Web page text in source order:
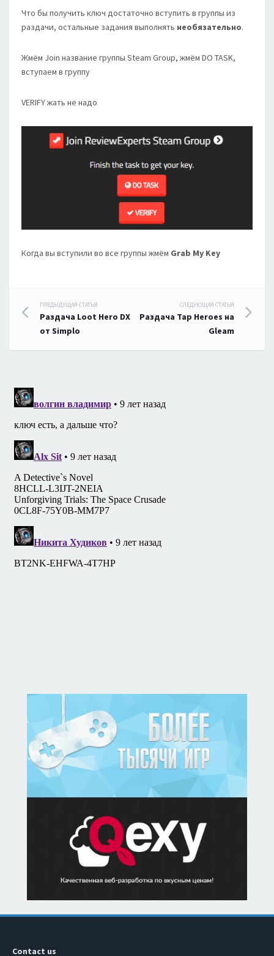
Что бы получить ключ достаточно вступить в группы из
раздачи, остальные задания выполнять необязательно.
Жмём Join название группы Steam Group, жмём DO TASK,
вступаем в группу
VERIFY жать не надо
Когда вы вступили во все группы жмём Grab My Key
Навигация
по
записям
ПРЕДЫДУЩАЯ СТАТЬЯ
Раздача Loot Hero DX
от Simplo
СЛЕДУЮЩАЯ СТАТЬЯ
Раздача Tap Heroes на
Gleam
Contact us